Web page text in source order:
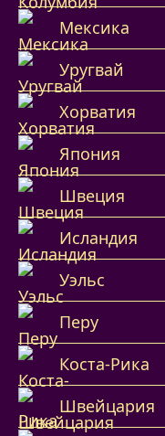
Мексика
Уругвай
Хорватия
Япония
Швеция
Исландия
Уэльс
Перу
Коста-Рика
Швейцария